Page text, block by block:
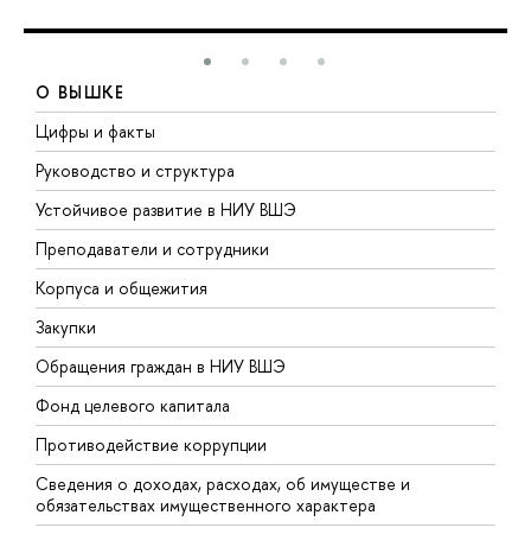
О ВЫШКЕ
Цифры и факты
Руководство и структура
Устойчивое развитие в НИУ ВШЭ
Преподаватели и сотрудники
Корпуса и общежития
Закупки
Обращения граждан в НИУ ВШЭ
Фонд целевого капитала
Противодействие коррупции
Сведения о доходах, расходах, об имуществе и
обязательствах имущественного характера